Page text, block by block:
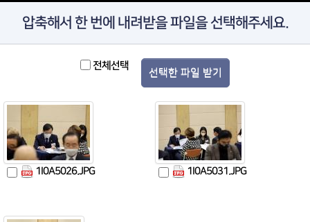
압축해서 한 번에 내려받을 파일을 선택해주세요.
전체선택
선택한 파일 받기
1I0A5026.JPG 1I0A5031.JPG